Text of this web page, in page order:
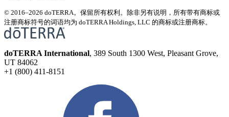
© 2016–2026 doTERRA。保留所有权利。除非另有说明，所有带有商标或
注册商标符号的词语均为 doTERRA Holdings, LLC 的商标或注册商标。
doTERRA International, 389 South 1300 West, Pleasant Grove,
UT 84062
+1 (800) 411-8151